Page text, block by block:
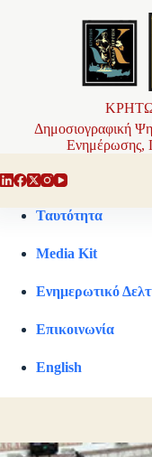
Δημοσιογραφική
Ενημέρωσης,
Ταυτότητα
Media Kit
Ενημερωτικό
Επικοινωνία
English